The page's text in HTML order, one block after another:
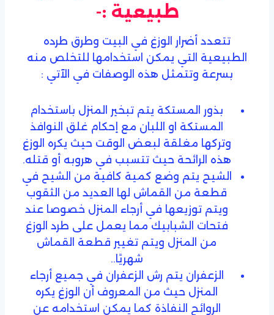
طبيعية :-
تتعدد أضرار الوزغ في البيت وطرق طرده
الطبيعية التي يمكن استخدامها للتخلص منه
بسرعة وتتمثل هذه الوصفات في الآتي :
بذور المستكة يتم تبخير المنزل باستخدام
المستكة او اللبان مع إحكام غلق النوافذ
وتركها مغلقة لبعض الوقت حيث يكره الوزغ
هذه الرائحة حيث تتسبب في هروبه أو قتله.
الشيح يتم وضع كمية كافية من الشيح في
قطعة من القماش لها العديد من الثقوب
ويتم توزيعها في أرجاء المنزل خصوصا عند
فتحات الشبابيك مما يعمل على طرد الوزغ
من المنزل ويتم تغيير قطعة القماش
شهريًا..
الزعفران يتم رش الزعفران في جميع أرجاء
المنزل حيث من المعروف أن الوزغ يكره
الروائح النفاذة كما يمكن استخدامه عن